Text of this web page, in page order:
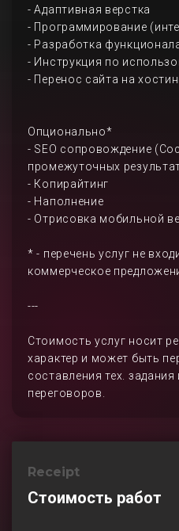
- Адаптивная верстка
- Программирование
- Разработка
- Инструкция по
- Перенос сайта на
Опционально*
- SEO сопровождение
промежуточных
- Копирайтинг
- Наполнение
- Отрисовка мобильной
* - перечень услуг не
коммерческое
---
Стоимость услуг носит
характер и может быть
составления тех.
переговоров.
Receipt
Стоимость работ